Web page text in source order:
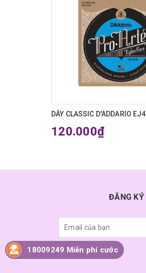
DÂY CLASSIC D'ADDARIO
120.000₫
ĐĂNG
18009249 Miễn phí cước